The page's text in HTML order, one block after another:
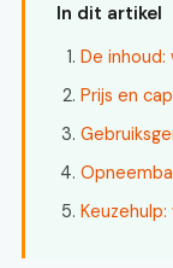
In dit artikel
De
Prijs en